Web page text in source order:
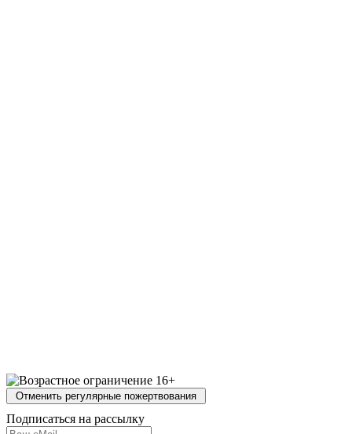
Отменить регулярные пожертвования
Подписаться на рассылку